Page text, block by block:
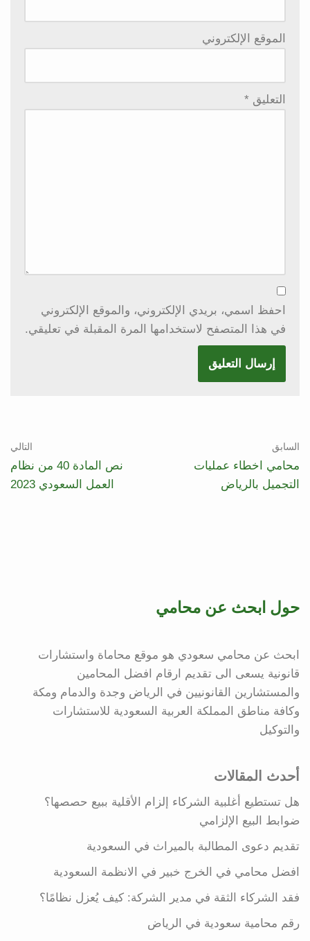
الموقع الإلكتروني
التعليق *
احفظ اسمي، بريدي الإلكتروني، والموقع الإلكتروني
في هذا المتصفح لاستخدامها المرة المقبلة في تعليقي.
السابق
محامي اخطاء عمليات
التجميل بالرياض
التالي
نص المادة 40 من نظام
العمل السعودي 2023
حول ابحث عن محامي
ابحث عن محامي سعودي هو موقع محاماة واستشارات
قانونية يسعى الى تقديم ارقام افضل المحامين
والمستشارين القانونيين في الرياض وجدة والدمام ومكة
وكافة مناطق المملكة العربية السعودية للاستشارات
والتوكيل
أحدث المقالات
هل تستطيع أغلبية الشركاء إلزام الأقلية ببيع حصصها؟
ضوابط البيع الإلزامي
تقديم دعوى المطالبة بالميراث في السعودية
افضل محامي في الخرج خبير في الانظمة السعودية
فقد الشركاء الثقة في مدير الشركة: كيف يُعزل نظامًا؟
رقم محامية سعودية في الرياض